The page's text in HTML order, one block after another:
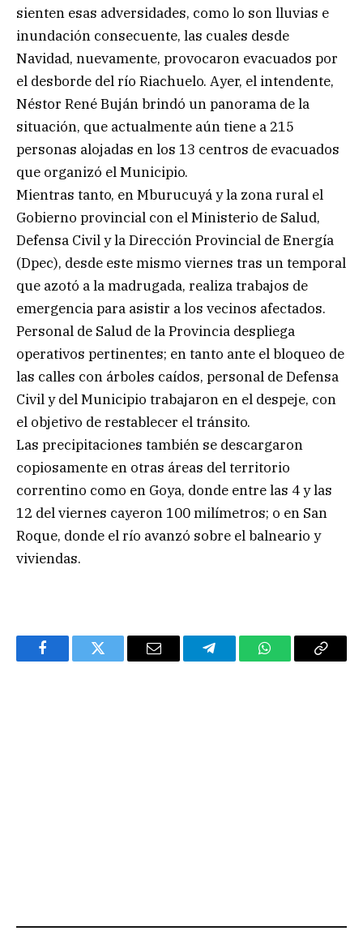
sienten esas adversidades, como lo son lluvias e
inundación consecuente, las cuales desde
Navidad, nuevamente, provocaron evacuados por
el desborde del río Riachuelo. Ayer, el intendente,
Néstor René Buján brindó un panorama de la
situación, que actualmente aún tiene a 215
personas alojadas en los 13 centros de evacuados
que organizó el Municipio.
Mientras tanto, en Mburucuyá y la zona rural el
Gobierno provincial con el Ministerio de Salud,
Defensa Civil y la Dirección Provincial de Energía
(Dpec), desde este mismo viernes tras un temporal
que azotó a la madrugada, realiza trabajos de
emergencia para asistir a los vecinos afectados.
Personal de Salud de la Provincia despliega
operativos pertinentes; en tanto ante el bloqueo de
las calles con árboles caídos, personal de Defensa
Civil y del Municipio trabajaron en el despeje, con
el objetivo de restablecer el tránsito.
Las precipitaciones también se descargaron
copiosamente en otras áreas del territorio
correntino como en Goya, donde entre las 4 y las
12 del viernes cayeron 100 milímetros; o en San
Roque, donde el río avanzó sobre el balneario y
viviendas.
FacebookTwitter Email TelegramWhatsAppCopy